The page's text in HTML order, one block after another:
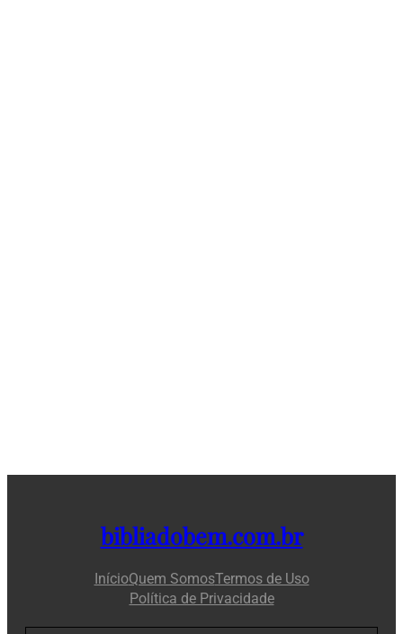
bibliadobem.com.br
InícioQuem SomosTermos de Uso
Política de Privacidade